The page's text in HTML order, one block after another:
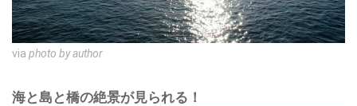
via photo by author
海と島と橋の絶景が見られる！